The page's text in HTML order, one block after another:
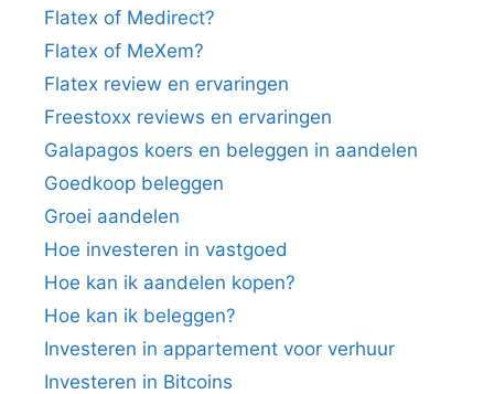
Flatex of Medirect?
Flatex of MeXem?
Flatex review en ervaringen
Freestoxx reviews en ervaringen
Galapagos koers en beleggen in aandelen
Goedkoop beleggen
Groei aandelen
Hoe investeren in vastgoed
Hoe kan ik aandelen kopen?
Hoe kan ik beleggen?
Investeren in appartement voor verhuur
Investeren in Bitcoins